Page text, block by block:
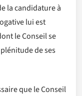
la candidature à
lui est
le Conseil se
de ses
que le Conseil